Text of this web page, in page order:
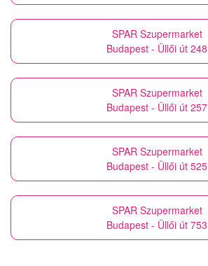
SPAR Szupermarket
Budapest - Üllői út 248
SPAR Szupermarket
Budapest - Üllői út 257
SPAR Szupermarket
Budapest - Üllői út 525
SPAR Szupermarket
Budapest - Üllői út 753